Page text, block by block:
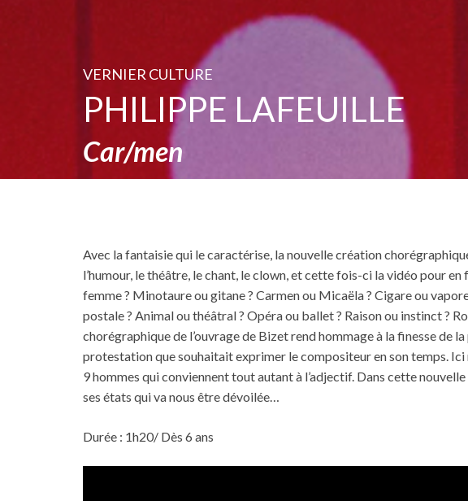
VERNIER CULTURE
PHILIPPE LAFEUILLE
Car/men
Avec la fantaisie qui le caractérise, la nouvelle création
l’humour, le théâtre, le chant, le clown, et cette fois-ci la vidéo pour
femme ? Minotaure ou gitane ? Carmen ou Micaëla ? Cigare ou
postale ? Animal ou théâtral ? Opéra ou ballet ? Raison ou instinct ?
chorégraphique de l’ouvrage de Bizet rend hommage à la finesse de
protestation que souhaitait exprimer le compositeur en son temps. Ici
9 hommes qui conviennent tout autant à l’adjectif. Dans cette
ses états qui va nous être dévoilée…
Durée : 1h20/ Dès 6 ans